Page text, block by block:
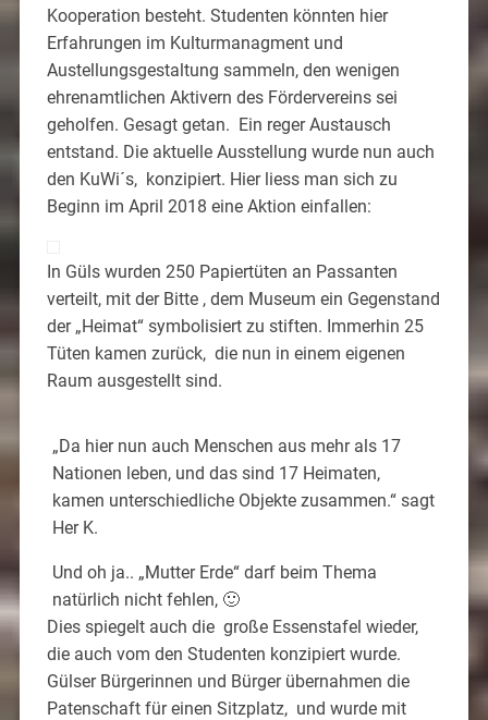
Kooperation besteht. Studenten könnten hier
Erfahrungen im Kulturmanagment und
Austellungsgestaltung sammeln, den wenigen
ehrenamtlichen Aktivern des Fördervereins sei
geholfen. Gesagt getan. Ein reger Austausch
entstand. Die aktuelle Ausstellung wurde nun auch
den KuWi´s, konzipiert. Hier liess man sich zu
Beginn im April 2018 eine Aktion einfallen:
In Güls wurden 250 Papiertüten an Passanten
verteilt, mit der Bitte , dem Museum ein Gegenstand
der „Heimat“ symbolisiert zu stiften. Immerhin 25
Tüten kamen zurück, die nun in einem eigenen
Raum ausgestellt sind.
„Da hier nun auch Menschen aus mehr als 17
Nationen leben, und das sind 17 Heimaten,
kamen unterschiedliche Objekte zusammen.“ sagt
Her K.
Und oh ja.. „Mutter Erde“ darf beim Thema
natürlich nicht fehlen, 🙂
Dies spiegelt auch die große Essenstafel wieder,
die auch vom den Studenten konzipiert wurde.
Gülser Bürgerinnen und Bürger übernahmen die
Patenschaft für einen Sitzplatz, und wurde mit